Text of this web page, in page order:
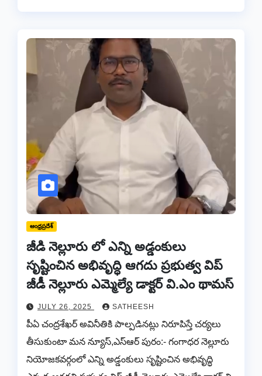
ఆంధ్రప్రదేశ్
జీడి నెల్లూరు లో ఎన్ని అడ్డంకులు
సృష్టించిన అభివృద్ధి ఆగదు ప్రభుత్వ విప్
జీడీ నెల్లూరు ఎమ్మెల్యే డాక్టర్ వి.ఎం థామస్
JULY 26, 2025 SATHEESH
పీఏ చంద్రశేఖర్ అవినీతికి పాల్పడినట్లు నిరూపిస్తే చర్యలు
తీసుకుంటా మన న్యూస్,ఎస్ఆర్ పురం:- గంగాధర నెల్లూరు
నియోజకవర్గంలో ఎన్ని అడ్డంకులు సృష్టించిన అభివృద్ధి